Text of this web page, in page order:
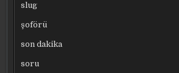
slug
şoförü
son dakika
soru